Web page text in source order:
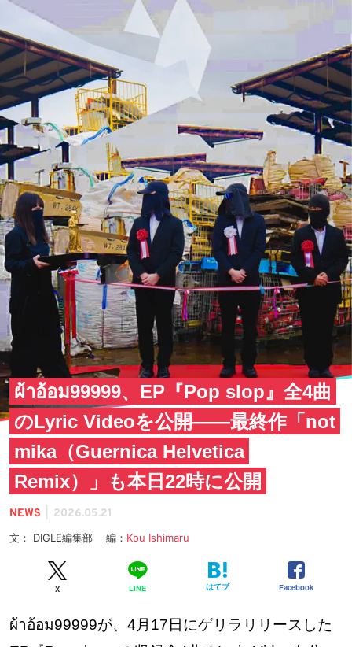
ผ้าอ้อม99999、EP『Pop slop』全4曲
のLyric Videoを公開——最終作「not
mika（Guernica Helvetica
Remix）」も本日22時に公開
NEWS 2026.05.21
文： DIGLE編集部 編： Kou Ishimaru
X LINE はてブ Facebook
ผ้าอ้อม99999が、4月17日にゲリラリリースした